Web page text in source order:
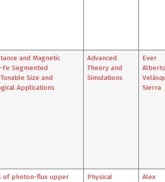
and Magnetic
Segmented
Size and
Applications
Advanced
Theory and
Simulations
Ever
Alberto
Sierra
of photon-flux upper
Physical
Alex